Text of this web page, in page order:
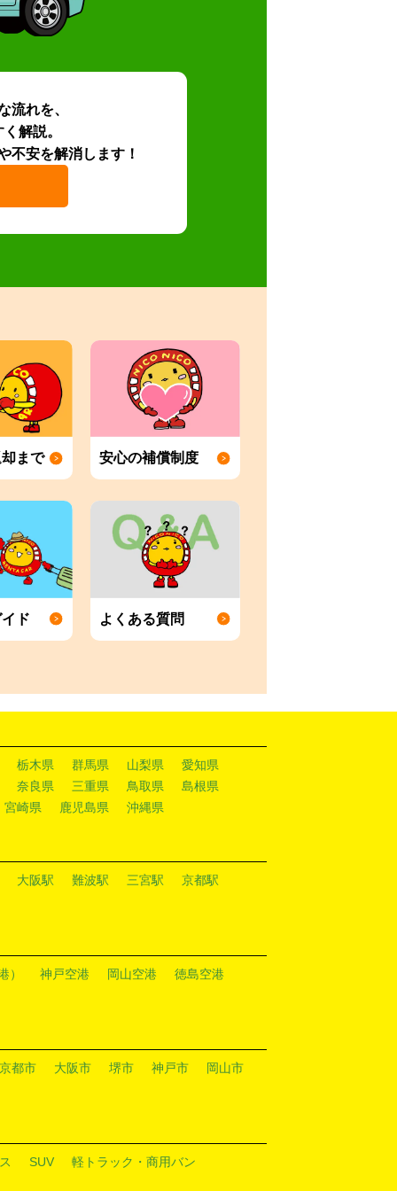
流れを、
解説。
不安を解消します！
まで 安心の補償制度
ド よくある質問
栃木県 群馬県 山梨県
愛知県
奈良県
三重県 鳥取県
島根県
宮崎県
鹿児島県 沖縄県
大阪駅 難波駅 三宮駅 京都駅
） 神戸空港 岡山空港 徳島空港
京都市 大阪市 堺市 神戸市 岡山市
SUV 軽トラック・商用バン